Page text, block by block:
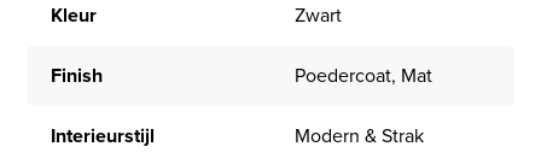
Kleur Zwart
Finish Poedercoat, Mat
Interieurstijl Modern & Strak